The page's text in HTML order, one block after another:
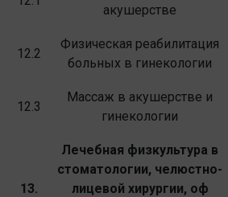
акушерстве
12.2
Физическая реабилитация
больных в гине­кологии
12.3
Массаж в акушерстве и
гинекологии
13.
Лечебная физкультура в
стоматологии, челюстно-
лицевой хирургии, оф­